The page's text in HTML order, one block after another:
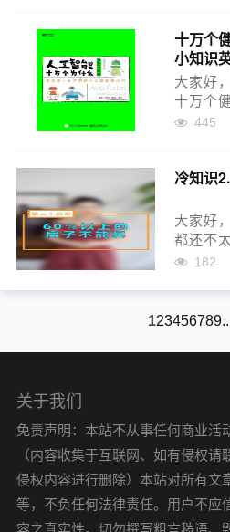
家，还
支持是
十万个
小知识
大家好
十万个
问题，
讲用什
445
冷知识
大家好
都还不
大家分
账号还
182
123456789
关于我们
免责声明：本站不从事任何商业活
（内容收集于互联网、如有侵权
侵权内容进行删除）本站对所有文
等，不负任何法律责任。用户不应